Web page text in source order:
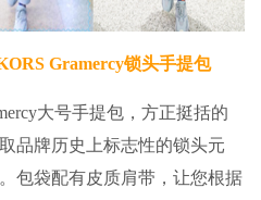
Gramercy锁头手提包
大号手提包，方正挺括的
品牌历史上标志性的锁头元
包袋配有皮质肩带，让您根据